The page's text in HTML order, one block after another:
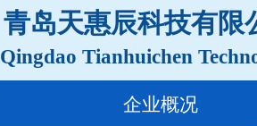
青岛天惠辰科技有限
Qingdao Tianhuichen
企业概况